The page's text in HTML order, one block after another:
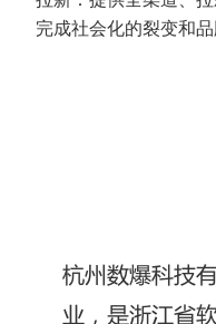
完成社会化的裂变和品